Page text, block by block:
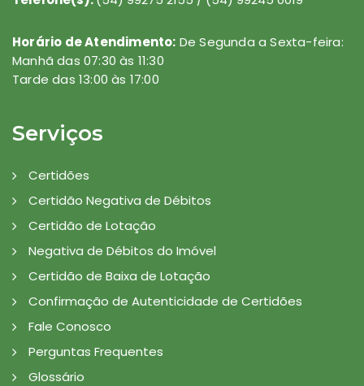
Horário de Atendimento: De Segunda a Sexta-feira:
Manhã das 07:30 às 11:30
Tarde das 13:00 às 17:00
Serviços
Certidões
Certidão Negativa de Débitos
Certidão de Lotação
Negativa de Débitos do Imóvel
Certidão de Baixa de Lotação
Confirmação de Autenticidade de Certidões
Fale Conosco
Perguntas Frequentes
Glossário